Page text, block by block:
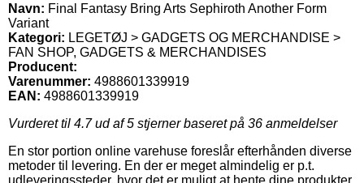
Navn: Final Fantasy Bring Arts Sephiroth Another Form
Variant
Kategori: LEGETØJ > GADGETS OG MERCHANDISE >
FAN SHOP, GADGETS & MERCHANDISES
Producent:
Varenummer: 4988601339919
EAN: 4988601339919
Vurderet til 4.7ud af 5 stjerner baseret på 36 anmeldelser
En stor portion online varehuse foreslår efterhånden diverse
metoder til levering. En der er meget almindelig er p.t.
udleveringssteder, hvor det er muligt at hente dine produkter